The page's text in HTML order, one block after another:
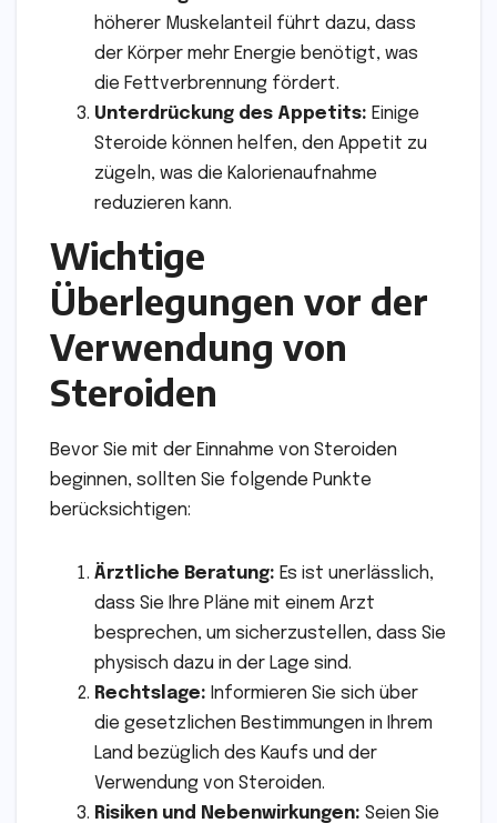
höherer Muskelanteil führt dazu, dass
der Körper mehr Energie benötigt, was
die Fettverbrennung fördert.
Unterdrückung des Appetits: Einige
Steroide können helfen, den Appetit zu
zügeln, was die Kalorienaufnahme
reduzieren kann.
Wichtige
Überlegungen vor der
Verwendung von
Steroiden
Bevor Sie mit der Einnahme von Steroiden
beginnen, sollten Sie folgende Punkte
berücksichtigen:
Ärztliche Beratung: Es ist unerlässlich,
dass Sie Ihre Pläne mit einem Arzt
besprechen, um sicherzustellen, dass Sie
physisch dazu in der Lage sind.
Rechtslage: Informieren Sie sich über
die gesetzlichen Bestimmungen in Ihrem
Land bezüglich des Kaufs und der
Verwendung von Steroiden.
Risiken und Nebenwirkungen: Seien Sie